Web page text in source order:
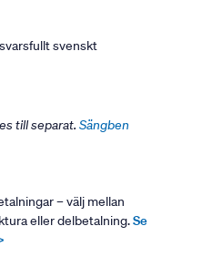
svenskt
till separat. Sängben
– välj mellan
eller delbetalning.Se